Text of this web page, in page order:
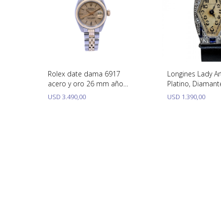
Rolex date dama 6917
acero y oro 26 mm año
1980
USD 3.490,00
Longines Lady
Platino,
Piedras Azules.
Calibre 745.
USD 1.390,00